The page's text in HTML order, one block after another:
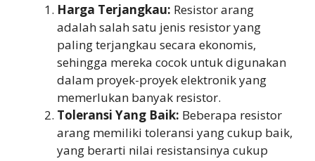
Harga Terjangkau: Resistor arang
adalah salah satu jenis resistor yang
paling terjangkau secara ekonomis,
sehingga mereka cocok untuk digunakan
dalam proyek-proyek elektronik yang
memerlukan banyak resistor.
Toleransi Yang Baik: Beberapa resistor
arang memiliki toleransi yang cukup baik,
yang berarti nilai resistansinya cukup